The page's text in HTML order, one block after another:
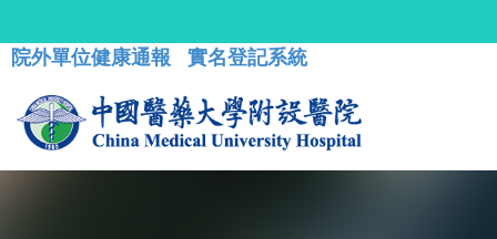
院外單位健康通報 實名登記系統